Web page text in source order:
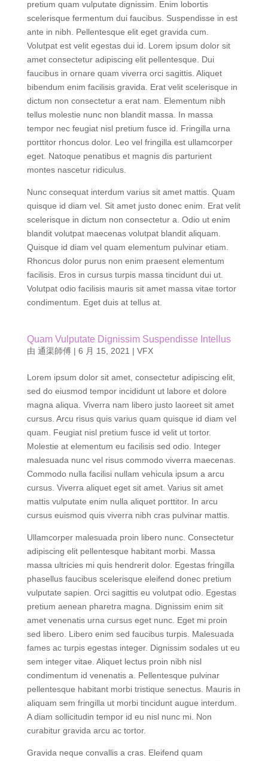
bibendum est ultricies integer quis auctor. Sed risus
pretium quam vulputate dignissim. Enim lobortis
scelerisque fermentum dui faucibus. Suspendisse in est
ante in nibh. Pellentesque elit eget gravida cum.
Volutpat est velit egestas dui id. Lorem ipsum dolor sit
amet consectetur adipiscing elit pellentesque. Dui
faucibus in ornare quam viverra orci sagittis. Aliquet
bibendum enim facilisis gravida. Erat velit scelerisque in
dictum non consectetur a erat nam. Elementum nibh
tellus molestie nunc non blandit massa. In massa
tempor nec feugiat nisl pretium fusce id. Fringilla urna
porttitor rhoncus dolor. Leo vel fringilla est ullamcorper
eget. Natoque penatibus et magnis dis parturient
montes nascetur ridiculus.
Nunc consequat interdum varius sit amet mattis. Quam
quisque id diam vel. Sit amet justo donec enim. Erat velit
scelerisque in dictum non consectetur a. Odio ut enim
blandit volutpat maecenas volutpat blandit aliquam.
Quisque id diam vel quam elementum pulvinar etiam.
Rhoncus dolor purus non enim praesent elementum
facilisis. Eros in cursus turpis massa tincidunt dui ut.
Volutpat odio facilisis mauris sit amet massa vitae tortor
Quam Vulputate Dignissim Suspendisse Intellus
Lorem ipsum dolor sit amet, consectetur adipiscing elit,
sed do eiusmod tempor incididunt ut labore et dolore
magna aliqua. Viverra nam libero justo laoreet sit amet
cursus. Arcu risus quis varius quam quisque id diam vel
quam. Feugiat nisl pretium fusce id velit ut tortor.
Molestie at elementum eu facilisis sed odio. Integer
malesuada nunc vel risus commodo viverra maecenas.
Commodo nulla facilisi nullam vehicula ipsum a arcu
cursus. Viverra aliquet eget sit amet. Varius sit amet
mattis vulputate enim nulla aliquet porttitor. In arcu
cursus euismod quis viverra nibh cras pulvinar mattis.
Ullamcorper malesuada proin libero nunc. Consectetur
adipiscing elit pellentesque habitant morbi. Massa
massa ultricies mi quis hendrerit dolor. Egestas fringilla
phasellus faucibus scelerisque eleifend donec pretium
vulputate sapien. Orci sagittis eu volutpat odio. Egestas
pretium aenean pharetra magna. Dignissim enim sit
amet venenatis urna cursus eget nunc. Eget mi proin
sed libero. Libero enim sed faucibus turpis. Malesuada
fames ac turpis egestas integer. Dignissim sodales ut eu
sem integer vitae. Aliquet lectus proin nibh nisl
condimentum id venenatis a. Pellentesque pulvinar
pellentesque habitant morbi tristique senectus. Mauris in
aliquam sem fringilla ut morbi tincidunt augue interdum.
A diam sollicitudin tempor id eu nisl nunc mi. Non
curabitur gravida arcu ac tortor.